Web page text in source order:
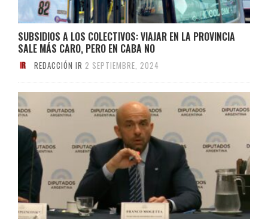
SUBSIDIOS A LOS COLECTIVOS: VIAJAR EN LA PROVINCIA
SALE MÁS CARO, PERO EN CABA NO
REDACCIÓN IR 2 SEPTIEMBRE, 2024